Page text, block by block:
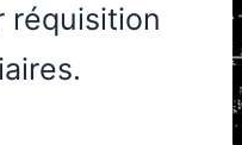
réquisition